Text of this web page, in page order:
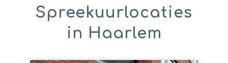
Spreekuurlocaties
in Haarlem